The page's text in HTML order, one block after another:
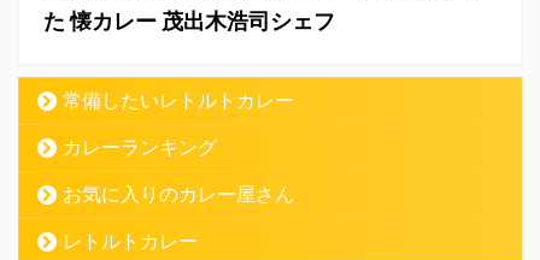
た 懐カレー 茂出木浩司シェフ
常備したいレトルトカレー
カレーランキング
お気に入りのカレー屋さん
レトルトカレー